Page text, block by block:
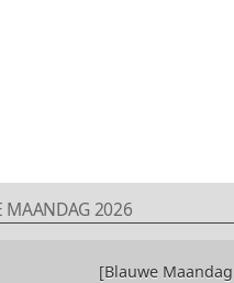
MAANDAG 2026
[Blauwe